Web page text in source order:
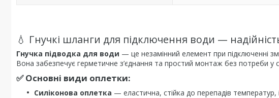
💧 Гнучкі шланги для підключення води —
Гнучка підводка для води — це незамінний елемент при підключенні
Вона забезпечує герметичне з’єднання та простий монтаж без потреби у
✅ Основні види оплетки:
Силіконова оплетка — еластична, стійка до перепадів